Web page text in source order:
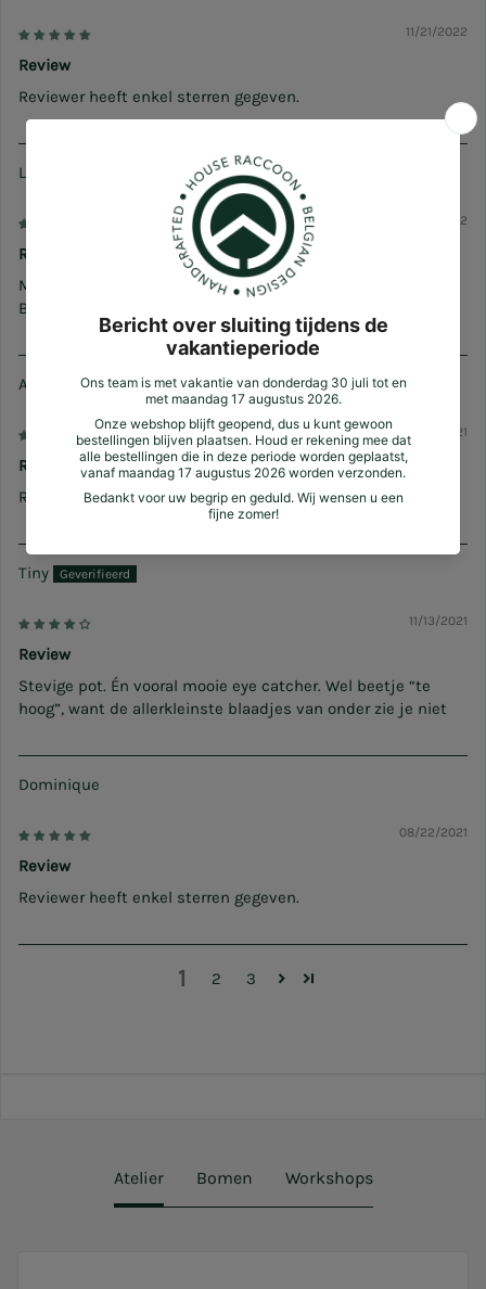
11/21/2022
Review
Reviewer heeft enkel sterren gegeven.
Laetitia D.
02/24/2022
Review
Mooie producten van goeie kwaliteit en daar bovenop van
Belgische makkelij! Ik ben fan
Anonymous
11/27/2021
Review
Reviewer heeft enkel sterren gegeven.
Tiny
11/13/2021
Review
Stevige pot. Én vooral mooie eye catcher. Wel beetje “te
hoog”, want de allerkleinste blaadjes van onder zie je niet
Dominique
08/22/2021
Review
Reviewer heeft enkel sterren gegeven.
1 2 3
Atelier Bomen Workshops